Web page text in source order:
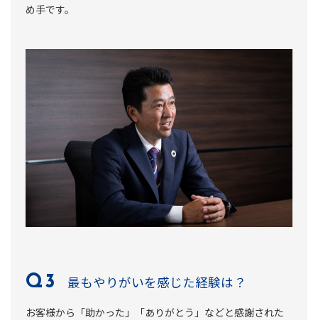
め手です。
最もやりがいを感じた経験は？
お客様から「助かった」「ありがとう」などと感謝された